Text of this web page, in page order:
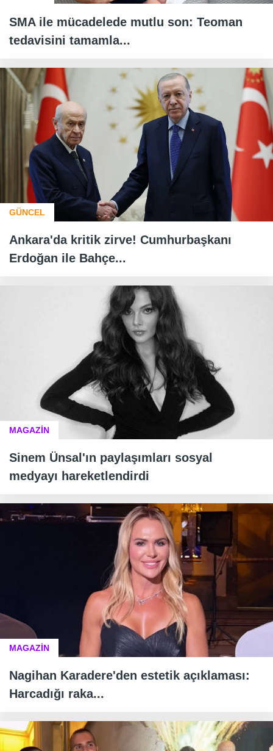
SMA ile mücadelede mutlu son: Teoman
tedavisini tamamla...
GÜNCEL
Ankara'da kritik zirve! Cumhurbaşkanı
Erdoğan ile Bahçe...
MAGAZİN
Sinem Ünsal'ın paylaşımları sosyal
medyayı hareketlendirdi
MAGAZİN
Nagihan Karadere'den estetik açıklaması:
Harcadığı raka...